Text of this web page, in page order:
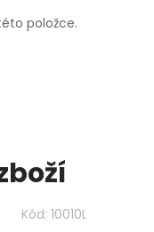
položce.
Kód: 10010L